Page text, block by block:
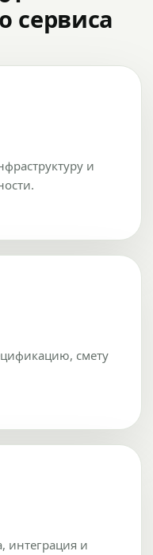
сервиса
и
смету
интеграция и